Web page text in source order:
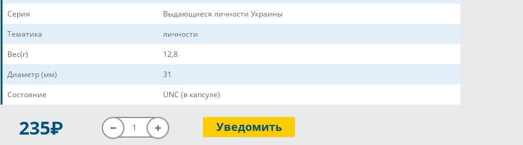
Серия
Выдающиеся личности Украины
Тематика
личности
Вес(г)
12,8
Диаметр (мм)
31
Состояние
UNC (в капсуле)
235P Уведомить